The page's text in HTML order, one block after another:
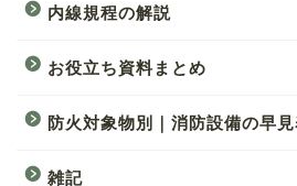
内線規程の解説
お役立ち資料まとめ
防火対象物別｜消防設備の早見
雑記